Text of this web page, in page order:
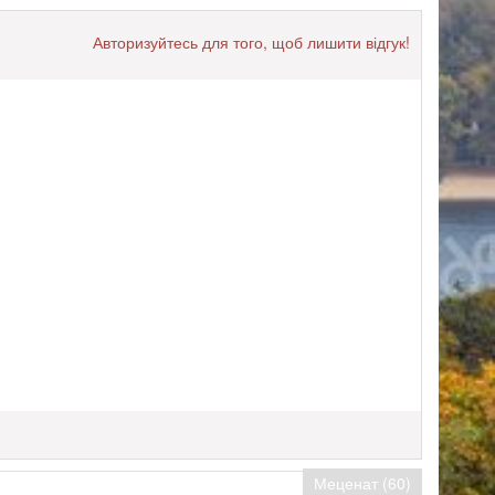
Авторизуйтесь для того, щоб лишити відгук!
Меценат (60)